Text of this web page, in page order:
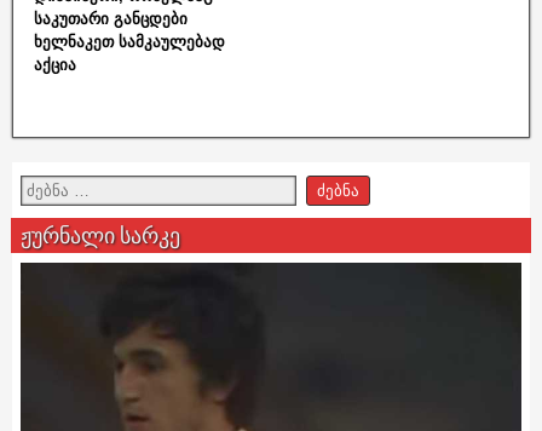
საკუთარი განცდები
ხელნაკეთ სამკაულებად
აქცია
ჟურნალი სარკე